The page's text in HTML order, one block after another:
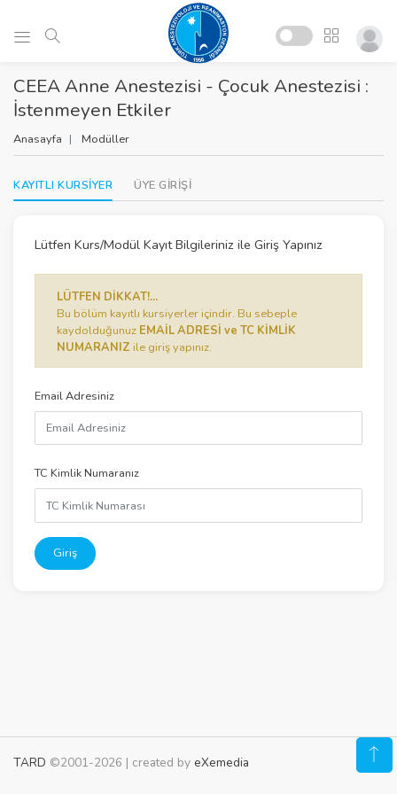
CEEA Anne Anestezisi - Çocuk Anestezisi :
İstenmeyen Etkiler
Anasayfa Modüller
KAYITLI KURSİYER ÜYE GİRİŞİ
Lütfen Kurs/Modül Kayıt Bilgileriniz ile Giriş Yapınız
LÜTFEN DİKKAT!...
Bu bölüm kayıtlı kursiyerler içindir. Bu sebeple
kaydolduğunuz EMAİL ADRESİ ve TC KİMLİK
NUMARANIZ ile giriş yapınız.
Email Adresiniz
TC Kimlik Numaranız
Giriş
TARD ©2001-2026 | created by eXemedia